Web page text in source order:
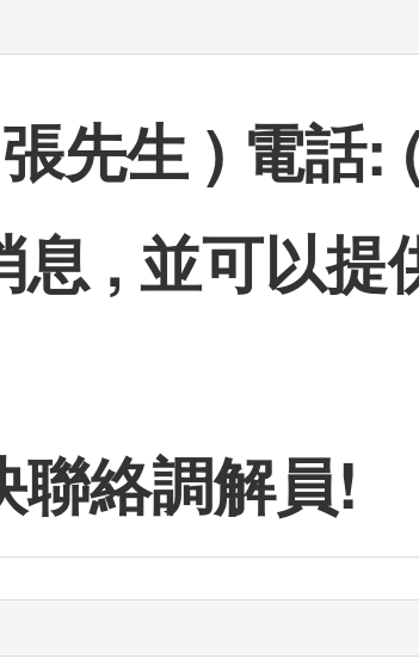
先生 ) 電話:
, 並可以提
聯絡調解員!